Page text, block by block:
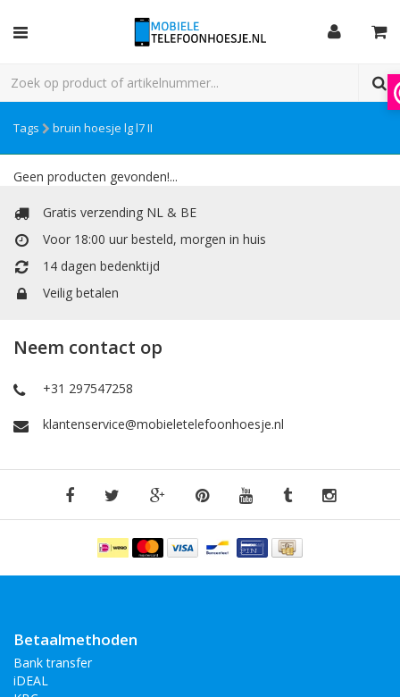
Tags bruin hoesje lg l7 II
Geen producten gevonden!...
Gratis verzending NL & BE
Voor 18:00 uur besteld, morgen in huis
14 dagen bedenktijd
Veilig betalen
Neem contact op
+31 297547258
klantenservice@mobieletelefoonhoesje.nl
Betaalmethoden
Bank transfer
iDEAL